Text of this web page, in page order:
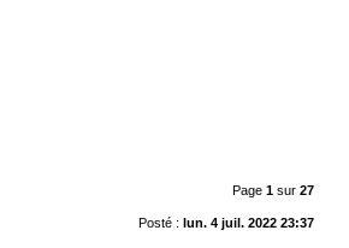
Page 1sur 27
Posté : lun. 4 juil. 2022 23:37